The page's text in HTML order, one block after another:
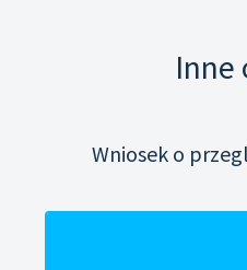
Inne
Wniosek o